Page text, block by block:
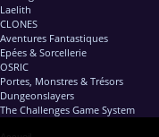
Laelith
CLONES
Aventures Fantastiques
Epées & Sorcellerie
OSRIC
Portes, Monstres & Trésors
Dungeonslayers
The Challenges Game System